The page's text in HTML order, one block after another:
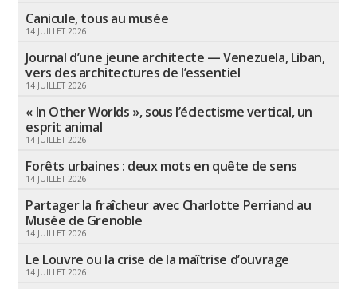
Canicule, tous au musée
14 JUILLET 2026
Journal d’une jeune architecte — Venezuela, Liban,
vers des architectures de l’essentiel
14 JUILLET 2026
« In Other Worlds », sous l’éclectisme vertical, un
esprit animal
14 JUILLET 2026
Forêts urbaines : deux mots en quête de sens
14 JUILLET 2026
Partager la fraîcheur avec Charlotte Perriand au
Musée de Grenoble
14 JUILLET 2026
Le Louvre ou la crise de la maîtrise d’ouvrage
14 JUILLET 2026